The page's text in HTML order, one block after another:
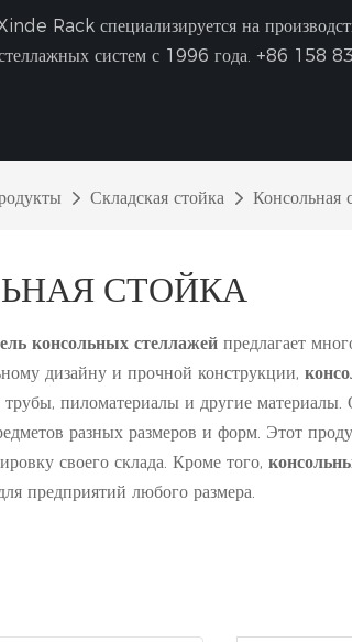
Rack специализируется на
систем с 1996 года. +86 158
Складская стойка Консольная
СТОЙКА
консольных стеллажей предлагает
дизайну и прочной конструкции,
пиломатериалы и другие материалы.
разных размеров и форм. Этот
своего склада. Кроме того,
предприятий любого размера.